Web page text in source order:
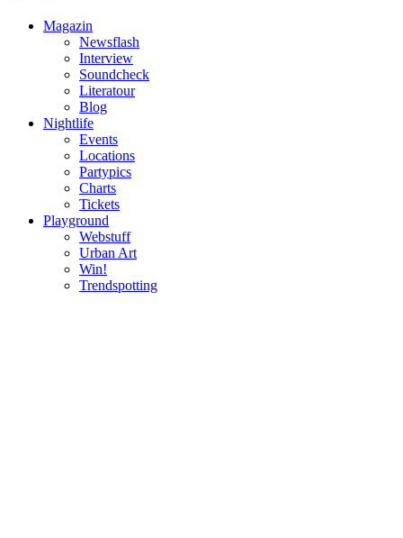
Magazin
Newsflash
Interview
Soundcheck
Literatour
Blog
Nightlife
Events
Locations
Partypics
Charts
Tickets
Playground
Webstuff
Urban Art
Win!
Trendspotting